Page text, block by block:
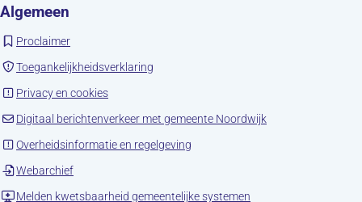
Algemeen
Proclaimer(opent in nieuw tabblad)
Toegankelijkheidsverklaring
Privacy en cookies(opent in nieuw tabblad)
Digitaal berichtenverkeer met gemeente Noordwijk(opent in nieuw
Overheidsinformatie en regelgeving
Webarchief(opent in nieuw tabblad)
Melden kwetsbaarheid gemeentelijke systemen